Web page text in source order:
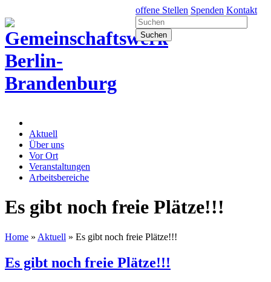
offene Stellen Spenden Kontakt
Aktuell
Über uns
Vor Ort
Veranstaltungen
Arbeitsbereiche
Es gibt noch freie Plätze!!!
Home » Aktuell » Es gibt noch freie Plätze!!!
Es gibt noch freie Plätze!!!